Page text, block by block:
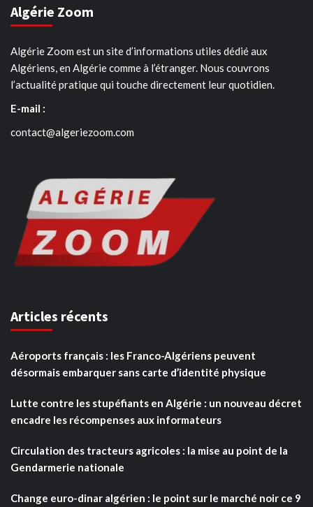
Algérie Zoom
Algérie Zoom est un site d’informations utiles dédié aux
Algériens, en Algérie comme à l’étranger. Nous couvrons
l’actualité pratique qui touche directement leur quotidien.
E-mail :
contact@algeriezoom.com
Articles récents
Aéroports français : les Franco-Algériens peuvent
désormais embarquer sans carte d’identité physique
Lutte contre les stupéfiants en Algérie : un nouveau décret
encadre les récompenses aux informateurs
Circulation des tracteurs agricoles : la mise au point de la
Gendarmerie nationale
Change euro-dinar algérien : le point sur le marché noir ce 9